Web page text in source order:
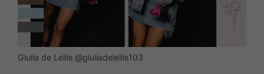
Giulia de Lellis @giuliadelellis103